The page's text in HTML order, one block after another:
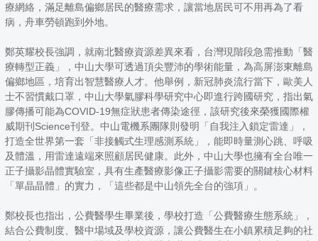
療網絡，滿足離島偏鄉居民的醫療需求，讓當地居民可不用再為了看
病，舟車勞頓跑到外地。
鄭英耀校長強調，就南北醫療資源差異來看，台灣現階段急需推動「醫
療轉型正義」，中山大學可透過頂尖豐沛的學術能量，為高屏澎東離島
偏鄉地區，培育出智慧醫療人才。他舉例，新冠肺炎流行當下，歐美人
士不習慣戴口罩，中山大學氣膠科學研究中心即進行跨國研究，指出氣
膠傳播可能為COVID-19無症狀患者傳染途徑，該研究後來榮獲國際權
威期刊Science刊登。中山電機系團隊則發明「自我注入鎖定雷達」，
打造全世界第一套「非接觸式生理感測系統」，能即時量測心跳、呼吸
及體溫，用雷達遠端來照顧居民健康。此外，中山大學也擁有全台唯一
正子攝影晶體實驗室，具有生產醫療影像正子攝影需要的關鍵核心材料
「單晶晶體」的實力，「這些都是中山領先全台的強項」。
鄭校長也指出，公費醫學生畢業後，學校打造「公費醫療生態系統」，
結合公費制度、醫中場域及學校資源，讓公費醫生在小鎮累積足夠的社